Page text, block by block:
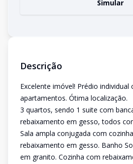
Simular
Descrição
Excelente imóvel! Prédio individual
apartamentos. Ótima localização.
3 quartos, sendo 1 suite com
rebaixamento em gesso, todos
Sala ampla conjugada com
rebaixamento em gesso. Banho
em granito. Cozinha com